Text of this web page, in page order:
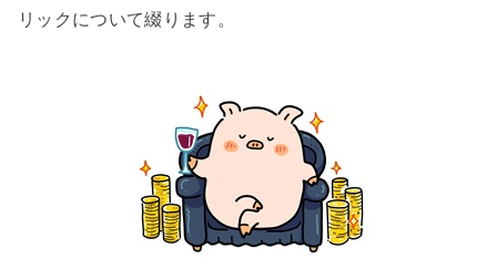
リックについて綴ります。